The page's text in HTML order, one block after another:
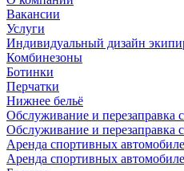
Вакансии
Услуги
Индивидуальный дизайн
Комбинезоны
Ботинки
Перчатки
Нижнее бельё
Обслуживание и перезаправка
Обслуживание и перезаправка
Аренда спортивных
Аренда спортивных